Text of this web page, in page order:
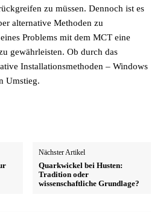
zu müssen. Dennoch ist es
alternative Methoden zu
Problems mit dem MCT eine
gewährleisten. Ob durch das
Installationsmethoden – Windows
Umstieg.
Nächster Artikel
Quarkwickel bei Husten:
Tradition oder
wissenschaftliche Grundlage?